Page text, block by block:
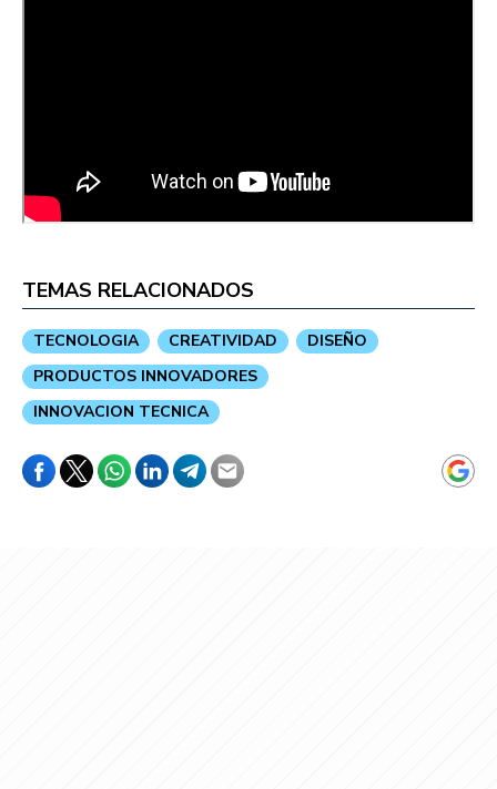
TEMAS RELACIONADOS
TECNOLOGIA CREATIVIDAD
DISEÑO
PRODUCTOS INNOVADORES
INNOVACION TECNICA